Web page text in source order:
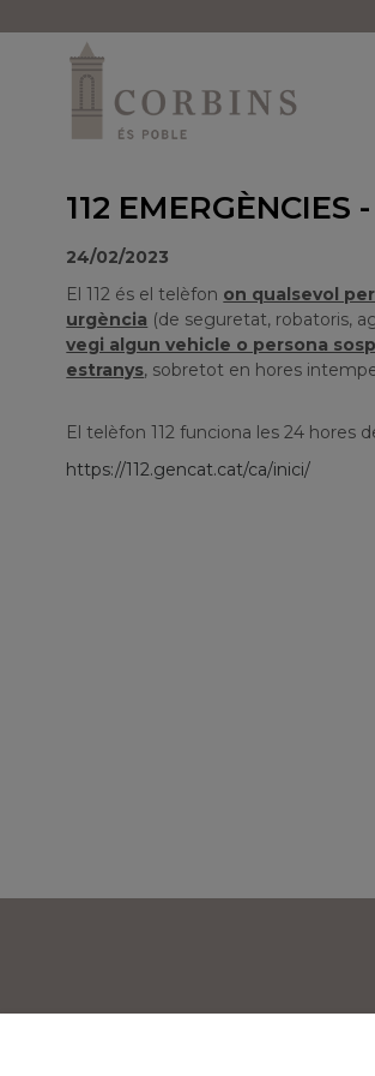
112 EMERGÈNCIES
24/02/2023
El 112 és el telèfon on qualsevol
urgència (de seguretat, robatoris,
vegi algun vehicle o persona
estranys, sobretot en hores
El telèfon 112 funciona les 24 hores
https://112.gencat.cat/ca/inici/